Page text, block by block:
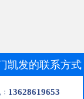
凯发的联系方式
13628619653